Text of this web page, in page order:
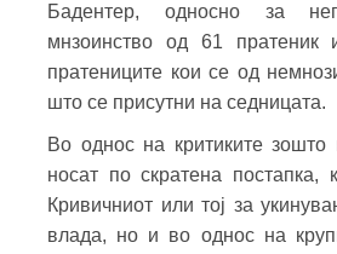
Бадентер, односно за
мнзоинство од 61 пратеник
пратениците кои се од
што се присутни на седницата.
Во однос на критиките зошто
носат по скратена постапка,
Кривичниот или тој за
влада, но и во однос на